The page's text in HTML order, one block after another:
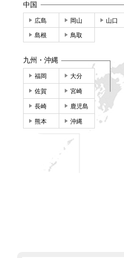
中国
広島 岡山 山口
島根 鳥取
九州・沖縄
福岡 大分
佐賀 宮崎
長崎 鹿児島
熊本 沖縄